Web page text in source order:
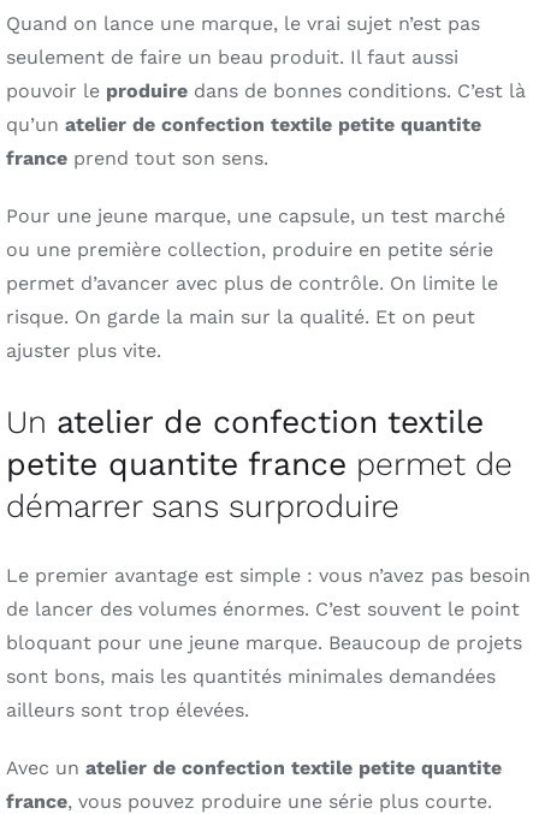
Quand on lance une marque, le vrai sujet n’est pas
seulement de faire un beau produit. Il faut aussi
pouvoir le produire dans de bonnes conditions. C’est là
qu’un atelier de confection textile petite quantite
france prend tout son sens.
Pour une jeune marque, une capsule, un test marché
ou une première collection, produire en petite série
permet d’avancer avec plus de contrôle. On limite le
risque. On garde la main sur la qualité. Et on peut
ajuster plus vite.
Un atelier de confection textile
petite quantite france permet de
démarrer sans surproduire
Le premier avantage est simple : vous n’avez pas besoin
de lancer des volumes énormes. C’est souvent le point
bloquant pour une jeune marque. Beaucoup de projets
sont bons, mais les quantités minimales demandées
ailleurs sont trop élevées.
Avec un atelier de confection textile petite quantite
france, vous pouvez produire une série plus courte.